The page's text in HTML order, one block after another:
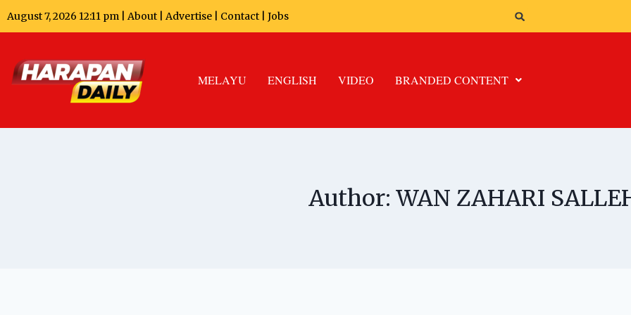
August 7, 2026 12:11 pm | About Advertise Contact Jobs
MELAYU ENGLISH VIDEO BRANDED CONTENT
Author: WAN ZAHARI